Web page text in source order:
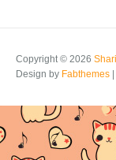
Copyright © 2026
Design by Fabthemes